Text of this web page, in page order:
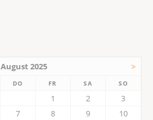
August 2025 >
DO FR SA SO
1 2
3
7 8 9
10